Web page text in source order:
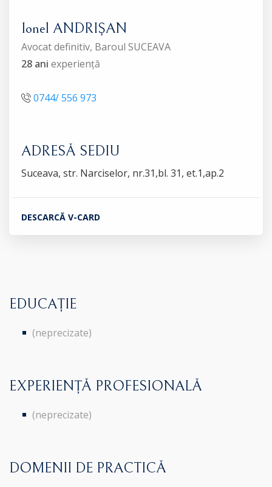
Ionel ANDRIŞAN
Avocat definitiv, Baroul SUCEAVA
28 ani experiență
0744/ 556 973
ADRESĂ SEDIU
Suceava, str. Narciselor, nr.31,bl. 31, et.1,ap.2
DESCARCĂ V-CARD
EDUCAȚIE
(neprecizate)
EXPERIENȚĂ PROFESIONALĂ
(neprecizate)
DOMENII DE PRACTICĂ